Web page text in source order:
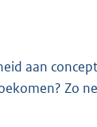
aan
Zo